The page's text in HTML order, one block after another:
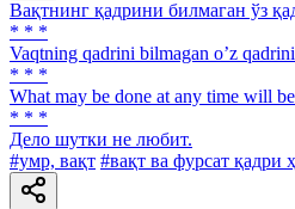
Вақтнинг қадрини билмаган ўз
* * *
Vaqtning qadrini bilmagan oʼz
* * *
What may be done at any time will
* * *
Дело шутки не любит.
#умр, вақт #вақт ва фурсат қадри